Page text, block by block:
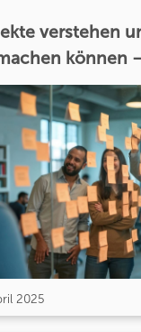
verstehen
können
2025